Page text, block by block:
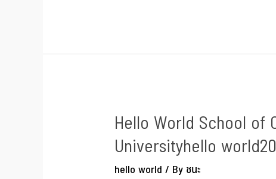
Hello World School of
Universityhello
hello world / By ชนะ